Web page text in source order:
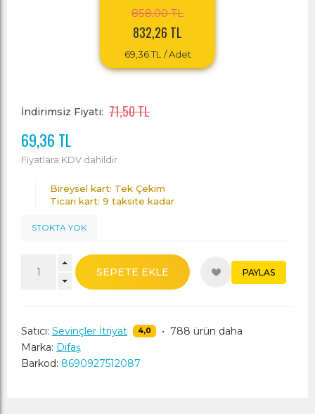
858,00 TL
832,26 TL
69,36 TL / Adet
İndirimsiz Fiyatı: 71,50 TL
69,36 TL
Fiyatlara KDV dahildir
Bireysel kart: Tek Çekim
Ticari kart: 9 taksite kadar
STOKTA YOK
SEPETE EKLE PAYLAS
Satıcı: Sevinçler İtriyat 4,0 • 788 ürün daha
Marka: Difaş
Barkod: 8690927512087